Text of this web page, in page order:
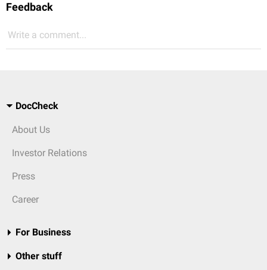
Feedback
Write a comment...
DocCheck
About Us
Investor Relations
Press
Career
For Business
Other stuff